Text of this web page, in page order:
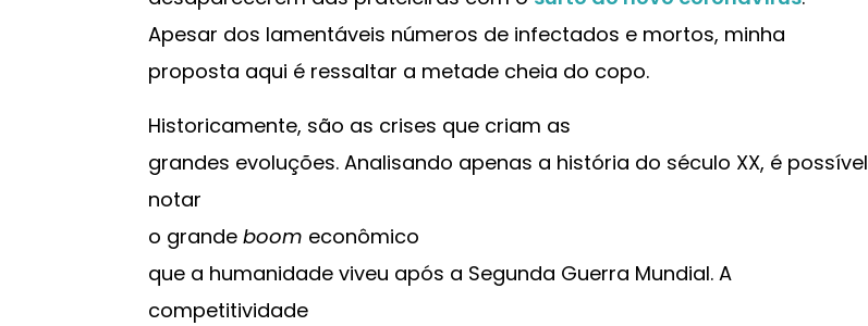
Apesar dos lamentáveis números de infectados e mortos, minha
proposta aqui é ressaltar a metade cheia do copo.
Historicamente, são as crises que criam as
grandes evoluções. Analisando apenas a história do século XX, é possível
notar
o grande boom econômico
que a humanidade viveu após a Segunda Guerra Mundial. A
competitividade